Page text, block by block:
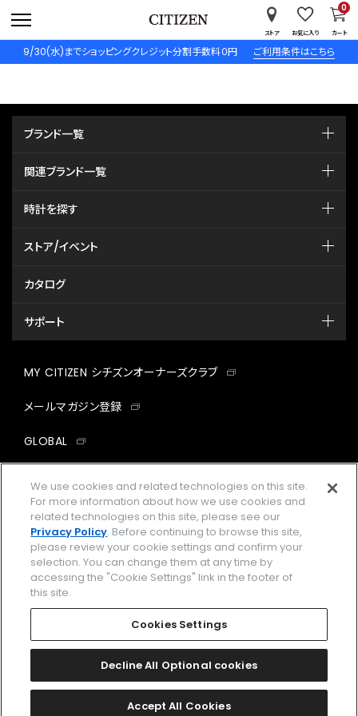
9/30(水)までショッピングクレジット分割手数料０円 ご利用条件はこちら
ストア お気に入り カート
0
ブランド一覧
関連ブランド一覧
時計を探す
ストア/イベント
カタログ
サポート
MY CITIZEN シチズンオーナーズクラブ
メールマガジン登録
GLOBAL
facebookinstagramtwitter
企業情報 ご利用規約
プライバシーポリシー Cookies Settings
Amazon PayはAmazon.com, Inc.またはその関連会社の商標です。
2026 CITIZEN WATCH CO., LTD.
We use cookies and related technologies on this site.
For more information about how we use cookies and
related technologies on this site, please see our
Privacy Policy. Before continuing to browse this site,
please review your cookie settings and confirm your
selection. You can change them at any time by
accessing the "Cookie Settings" link in the footer of
this site.
Cookies Settings
Decline All Optional cookies
Accept All Cookies